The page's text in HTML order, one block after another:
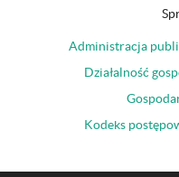
Administracja
Działalność
Kodeks